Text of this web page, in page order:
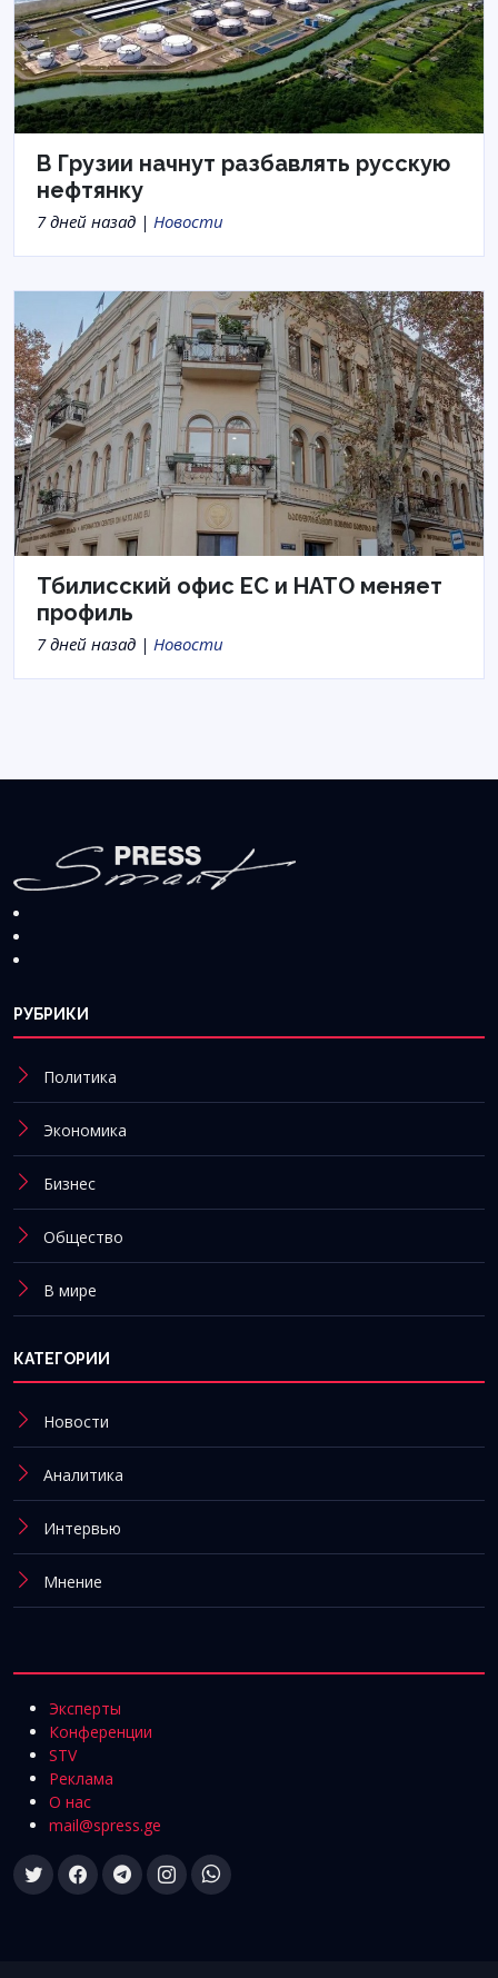
В Грузии начнут разбавлять русскую
нефтянку
7 дней назад | Новости
Тбилисский офис ЕС и НАТО меняет
профиль
7 дней назад | Новости
РУБРИКИ
Политика
Экономика
Бизнес
Общество
В мире
КАТЕГОРИИ
Новости
Аналитика
Интервью
Мнение
Эксперты
Конференции
STV
Реклама
О нас
mail@spress.ge